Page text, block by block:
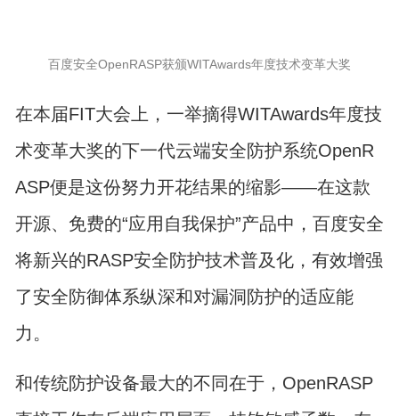
百度安全OpenRASP获颁WITAwards年度技术变革大奖
在本届FIT大会上，一举摘得WITAwards年度技
术变革大奖的下一代云端安全防护系统OpenR
ASP便是这份努力开花结果的缩影——在这款
开源、免费的“应用自我保护”产品中，百度安全
将新兴的RASP安全防护技术普及化，有效增强
了安全防御体系纵深和对漏洞防护的适应能
力。
和传统防护设备最大的不同在于，OpenRASP